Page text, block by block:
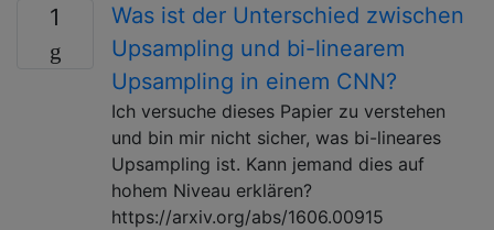
1
Was ist der Unterschied zwischen
Upsampling und bi-linearem
Upsampling in einem CNN?
Ich versuche dieses Papier zu verstehen
und bin mir nicht sicher, was bi-lineares
Upsampling ist. Kann jemand dies auf
hohem Niveau erklären?
https://arxiv.org/abs/1606.00915